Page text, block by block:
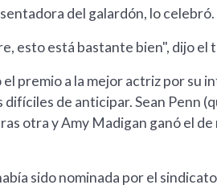
del galardón, lo celebró.
esto está bastante bien", dijo
premio a la mejor actriz por su
de anticipar. Sean Penn
otra y Amy Madigan ganó el
sido nominada por el